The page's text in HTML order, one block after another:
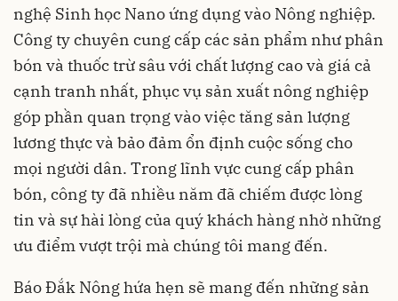
nghệ Sinh học Nano ứng dụng vào Nông nghiệp.
Công ty chuyên cung cấp các sản phẩm như phân
bón và thuốc trừ sâu với chất lượng cao và giá cả
cạnh tranh nhất, phục vụ sản xuất nông nghiệp
góp phần quan trọng vào việc tăng sản lượng
lương thực và bảo đảm ổn định cuộc sống cho
mọi người dân. Trong lĩnh vực cung cấp phân
bón, công ty đã nhiều năm đã chiếm được lòng
tin và sự hài lòng của quý khách hàng nhờ những
ưu điểm vượt trội mà chúng tôi mang đến.
Báo Đắk Nông hứa hẹn sẽ mang đến những sản